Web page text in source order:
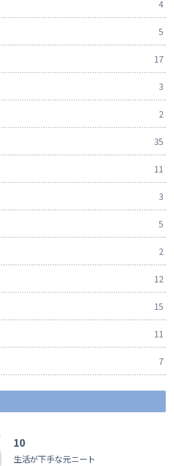
4
5
17
3
2
35
11
3
5
2
12
15
11
7
10
生活が下手な元ニート